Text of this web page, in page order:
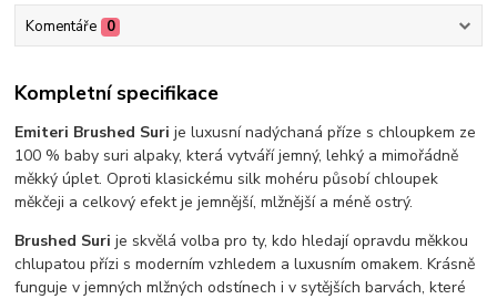
Komentáře 0
Kompletní specifikace
Emiteri Brushed Suri je luxusní nadýchaná příze s chloupkem ze
100 % baby suri alpaky, která vytváří jemný, lehký a mimořádně
měkký úplet. Oproti klasickému silk mohéru působí chloupek
měkčeji a celkový efekt je jemnější, mlžnější a méně ostrý.
Brushed Suri je skvělá volba pro ty, kdo hledají opravdu měkkou
chlupatou přízi s moderním vzhledem a luxusním omakem. Krásně
funguje v jemných mlžných odstínech i v sytějších barvách, které